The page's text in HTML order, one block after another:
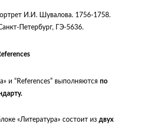
И.И. Шувалова. 1756-1758.
Петербург, ГЭ-5636.
и “References” выполняются по
«Литература» состоит из двух